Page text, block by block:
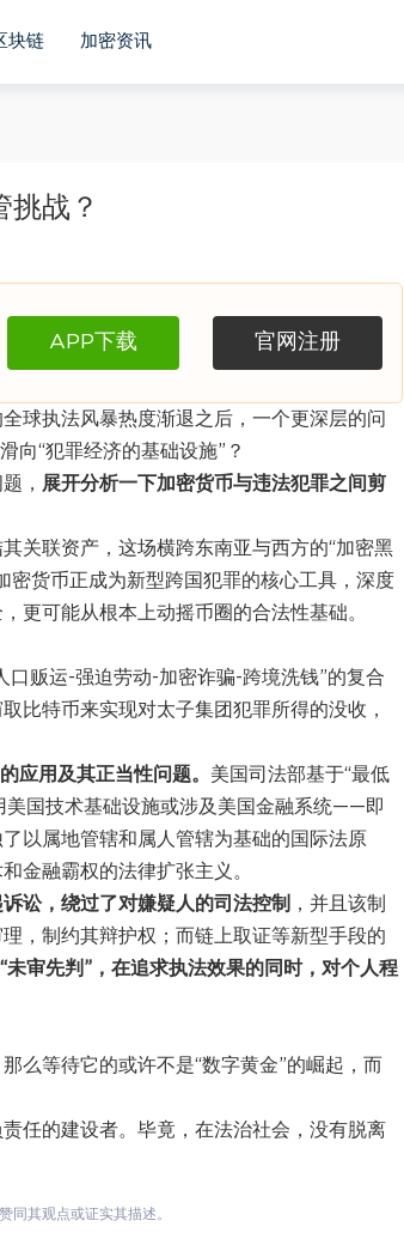
块链 加密资讯
挑战？
APP下载 官网注册
球执法风暴热度渐退之后，一个更深层的问
向“犯罪经济的基础设施”？
， 展开分析一下加密货币与违法犯罪之间剪
关联资产，这场横跨东南亚与西方的“加密黑
密货币正成为新型跨国犯罪的核心工具，深度
更可能从根本上动摇币圈的合法性基础。
口贩运-强迫劳动-加密诈骗-跨境洗钱”的复合
比特币来实现对太子集团犯罪所得的没收，
应用及其正当性问题。 美国司法部基于“最低
国技术基础设施或涉及美国金融系统——即
以属地管辖和属人管辖为基础的国际法原
金融霸权的法律扩张主义。
讼，绕过了对嫌疑人的司法控制
，并且该制
，制约其辩护权；而链上取证等新型手段的
未审先判”，在追求执法效果的同时，对个人程
么等待它的或许不是“数字黄金”的崛起，而
任的建设者。毕竟，在法治社会，没有脱离
同其观点或证实其描述。